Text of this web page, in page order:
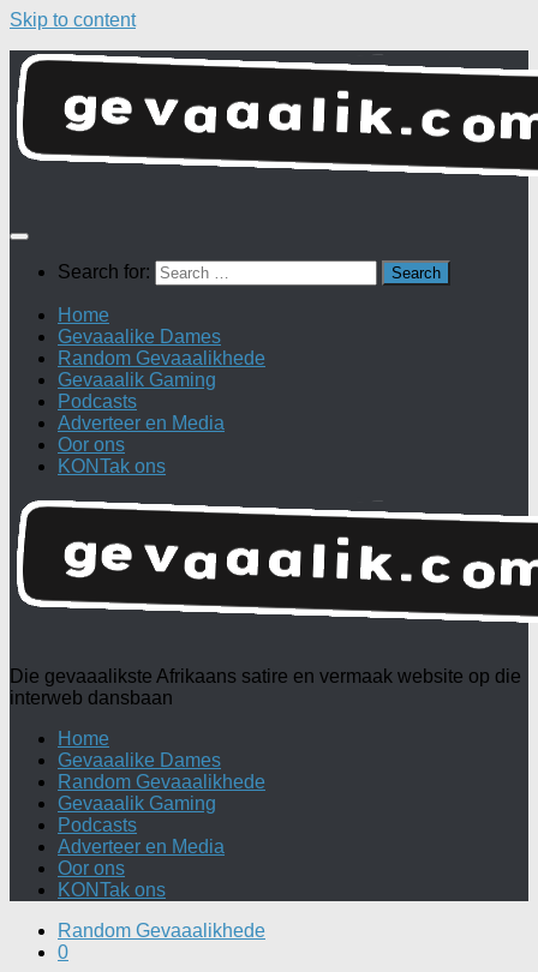
Skip to content
Search for:
Home
Gevaaalike Dames
Random Gevaaalikhede
Gevaaalik Gaming
Podcasts
Adverteer en Media
Oor ons
KONTak ons
Die gevaaalikste Afrikaans satire en vermaak website op die
interweb dansbaan
Home
Gevaaalike Dames
Random Gevaaalikhede
Gevaaalik Gaming
Podcasts
Adverteer en Media
Oor ons
KONTak ons
Random Gevaaalikhede
0